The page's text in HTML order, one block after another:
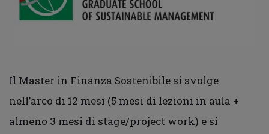
Il Master in Finanza Sostenibile si svolge
nell’arco di 12 mesi (5 mesi di lezioni in aula +
almeno 3 mesi di stage/project work) e si